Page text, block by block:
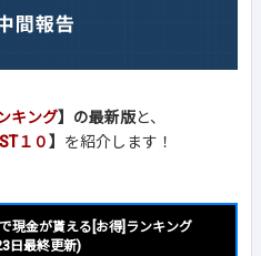
キング】の最新版と、
１０ 】 を紹介します！
現金が貰える[お得]ランキング
日最終更新)